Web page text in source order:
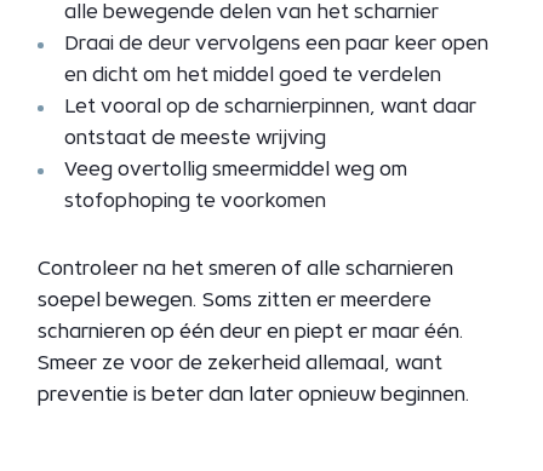
alle bewegende delen van het scharnier
Draai de deur vervolgens een paar keer open
en dicht om het middel goed te verdelen
Let vooral op de scharnierpinnen, want daar
ontstaat de meeste wrijving
Veeg overtollig smeermiddel weg om
stofophoping te voorkomen
Controleer na het smeren of alle scharnieren
soepel bewegen. Soms zitten er meerdere
scharnieren op één deur en piept er maar één.
Smeer ze voor de zekerheid allemaal, want
preventie is beter dan later opnieuw beginnen.